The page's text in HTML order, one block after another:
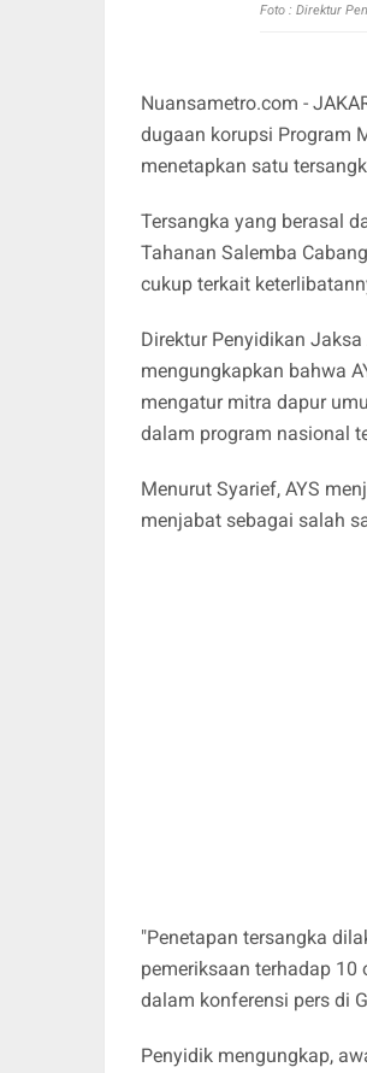
Foto : Direktur
Nuansametro.com -
dugaan korupsi Program
menetapkan satu
Tersangka yang berasal
Tahanan Salemba
cukup terkait
Direktur Penyidikan
mengungkapkan bahwa
mengatur mitra dapur
dalam program nasional
Menurut Syarief, AYS
menjabat sebagai salah
"Penetapan tersangka
pemeriksaan terhadap 10
dalam konferensi pers di
Penyidik mengungkap,